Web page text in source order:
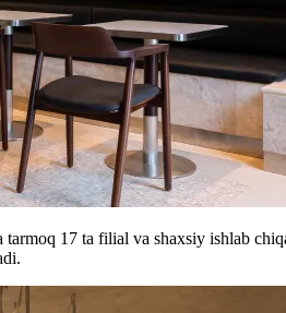
17 ta filial va shaxsiy ishlab